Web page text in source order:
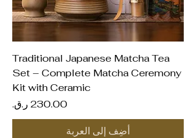
Traditional Japanese Matcha Tea
Set – Complete Matcha Ceremony
Kit with Ceramic
السعر
أضِف إلى العربة